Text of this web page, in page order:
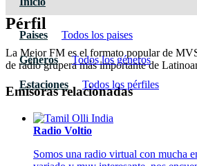
Paises Todos los paises
Géneros Todos los géneros
Estaciones Todos los pérfiles
Pérfil
La Mejor FM es el formato popular de
de radio grupera más importante de
Emisoras relacionadas
Radio Voltio
Somos una radio virtual con mucha